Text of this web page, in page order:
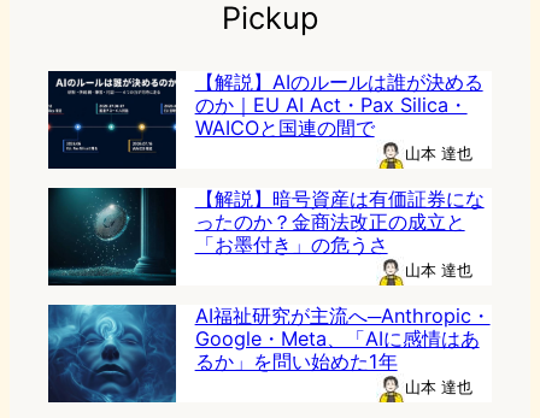
Pickup
【解説】AIのルールは誰が決める
のか｜EU AI Act・Pax Silica・
WAICOと国連の間で
山本 達也
【解説】暗号資産は有価証券にな
ったのか？金商法改正の成立と
「お墨付き」の危うさ
山本 達也
AI福祉研究が主流へ─Anthropic・
Google・Meta、「AIに感情はあ
るか」を問い始めた1年
山本 達也